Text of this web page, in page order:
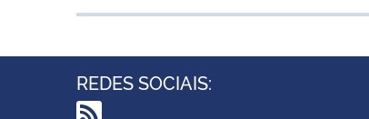
REDES SOCIAIS: